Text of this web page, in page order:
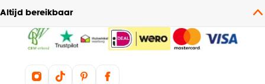
Altijd bereikbaar